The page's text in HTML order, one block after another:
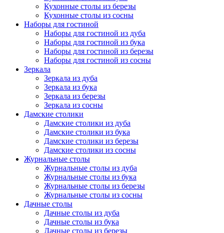
Кухонные столы из березы
Кухонные столы из сосны
Наборы для гостиной
Наборы для гостиной из дуба
Наборы для гостиной из бука
Наборы для гостиной из березы
Наборы для гостиной из сосны
Зеркала
Зеркала из дуба
Зеркала из бука
Зеркала из березы
Зеркала из сосны
Дамские столики
Дамские столики из дуба
Дамские столики из бука
Дамские столики из березы
Дамские столики из сосны
Журнальные столы
Журнальные столы из дуба
Журнальные столы из бука
Журнальные столы из березы
Журнальные столы из сосны
Дачные столы
Дачные столы из дуба
Дачные столы из бука
Дачные столы из березы